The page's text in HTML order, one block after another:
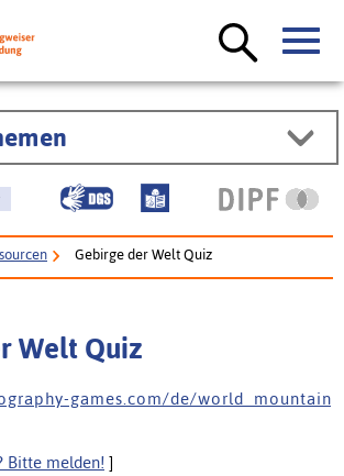
Gebirge der Welt Quiz
Welt Quiz
g r a p h y - g a m e s . c o m / d e / w o r l d _ m o u n t a i n
Bitte melden! ]